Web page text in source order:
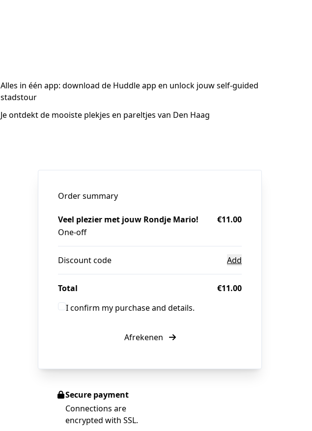
Alles in één app: download de Huddle app en unlock jouw self-guided
stadstour
Je ontdekt de mooiste plekjes en pareltjes van Den Haag
Order summary
Veel plezier met jouw Rondje Mario!
One-off
€11.00
Discount code Add
Total
€11.00
I confirm my purchase and details.
Afrekenen
Secure payment
Connections are
encrypted with SSL.